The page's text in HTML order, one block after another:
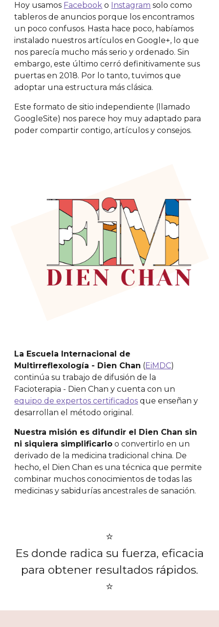
Hoy usamos Facebook o Instagram solo como
tableros de anuncios porque los encontramos
un poco confusos. Hasta hace poco, habíamos
instalado nuestros artículos en Google+, lo que
nos parecía mucho más serio y ordenado. Sin
embargo, este último cerró definitivamente sus
puertas en 2018. Por lo tanto, tuvimos que
adoptar una estructura más clásica.
Este formato de sitio independiente (llamado
GoogleSite) nos parece hoy muy adaptado para
poder compartir contigo, artículos y consejos.
La Escuela Internacional de
Multirreflexología - Dien Chan (EiMDC)
continúa su trabajo de difusión de la
Facioterapia - Dien Chan y cuenta con un
equipo de expertos certificados que enseñan y
desarrollan el método original.
Nuestra misión es difundir el Dien Chan sin
ni siquiera simplificarlo o convertirlo en un
derivado de la medicina tradicional china. De
hecho, el Dien Chan es una técnica que permite
combinar muchos conocimientos de todas las
medicinas y sabidurías ancestrales de sanación.
⭐️
Es donde radica su fuerza, eficacia
para obtener resultados rápidos.
⭐️